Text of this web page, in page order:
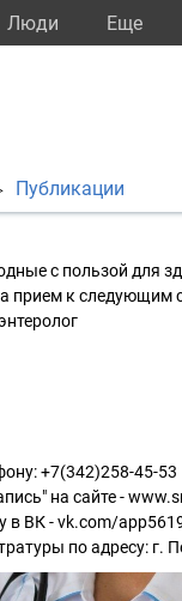
Люди Eще
Публикации
с пользой для
прием к следующим
+7(342)258-45-53
на сайте -
в ВК - vk.com/
по адресу: г.